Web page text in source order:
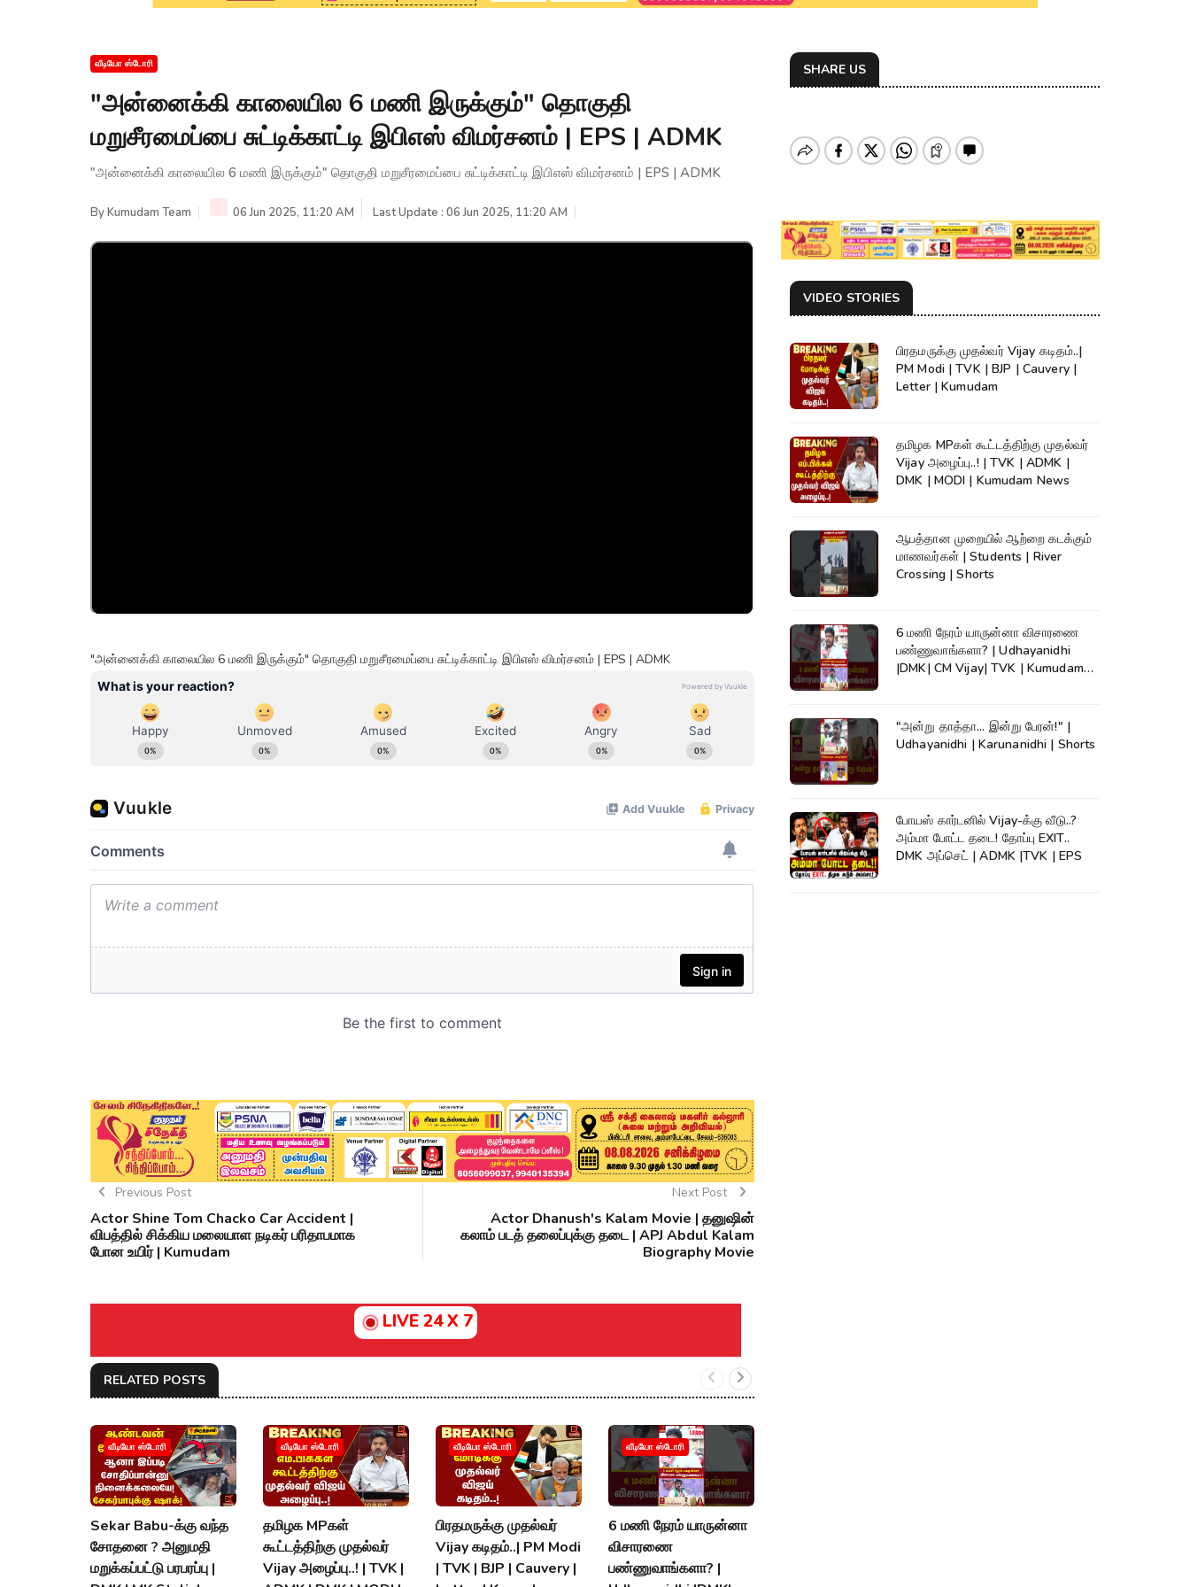
வீடியோ ஸ்டோரி
"அன்னைக்கி காலையில 6 மணி இருக்கும்" தொகுதி
மறுசீரமைப்பை சுட்டிக்காட்டி இபிஎஸ் விமர்சனம் | EPS | ADMK
"அன்னைக்கி காலையில 6 மணி இருக்கும்" தொகுதி மறுசீரமைப்பை சுட்டிக்காட்டி இபிஎஸ் விமர்சனம் | EPS | ADMK
ByKumudam Team 06 Jun 2025, 11:20 AM Last Update : 06 Jun 2025, 11:20 AM
"அன்னைக்கி காலையில 6 மணி இருக்கும்" தொகுதி மறுசீரமைப்பை சுட்டிக்காட்டி இபிஎஸ் விமர்சனம் | EPS | ADMK
Previous Post
Actor Shine Tom Chacko Car Accident |
விபத்தில் சிக்கிய மலையாள நடிகர் பரிதாபமாக
போன உயிர் | Kumudam
Next Post
Actor Dhanush's Kalam Movie | தனுஷின்
கலாம் படத் தலைப்புக்கு தடை | APJ Abdul Kalam
Biography Movie
LIVE 24 X 7
RELATED POSTS
வீடியோ ஸ்டோரி
Sekar Babu-க்கு வந்த
சோதனை ? அனுமதி
மறுக்கப்பட்டு பரபரப்பு |
வீடியோ ஸ்டோரி
தமிழக MPகள்
கூட்டத்திற்கு முதல்வர்
Vijay அழைப்பு..! | TVK |
வீடியோ ஸ்டோரி
பிரதமருக்கு முதல்வர்
Vijay கடிதம்..| PM Modi
| TVK | BJP | Cauvery |
வீடியோ ஸ்டோரி
6 மணி நேரம் யாருன்னா
விசாரணை
பண்ணுவாங்களா? |
SHARE US
VIDEO STORIES
பிரதமருக்கு முதல்வர் Vijay கடிதம்..|
PM Modi | TVK | BJP | Cauvery |
Letter | Kumudam
தமிழக MPகள் கூட்டத்திற்கு முதல்வர்
Vijay அழைப்பு..! | TVK | ADMK |
DMK | MODI | Kumudam News
ஆபத்தான முறையில் ஆற்றை கடக்கும்
மாணவர்கள் | Students | River
Crossing | Shorts
6 மணி நேரம் யாருன்னா விசாரணை
பண்ணுவாங்களா? | Udhayanidhi
|DMK| CM Vijay| TVK | Kumudam
"அன்று தாத்தா... இன்று பேரன்!" |
Udhayanidhi | Karunanidhi | Shorts
போயஸ் கார்டனில் Vijay-க்கு வீடு..?
அம்மா போட்ட தடை! தோப்பு EXIT..
DMK அப்செட் | ADMK |TVK | EPS